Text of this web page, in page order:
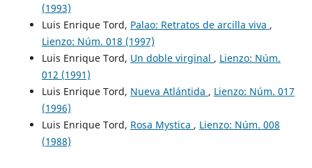
(1993)
Luis Enrique Tord, Palao: Retratos de arcilla viva ,
Lienzo: Núm. 018 (1997)
Luis Enrique Tord, Un doble virginal , Lienzo: Núm.
012 (1991)
Luis Enrique Tord, Nueva Atlántida , Lienzo: Núm. 017
(1996)
Luis Enrique Tord, Rosa Mystica , Lienzo: Núm. 008
(1988)